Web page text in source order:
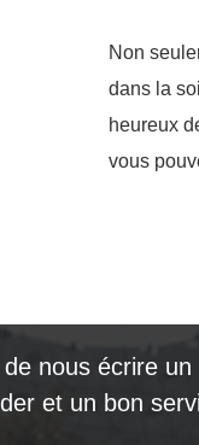
Non
dans la
heureux
vous
nous écrire
et un bon